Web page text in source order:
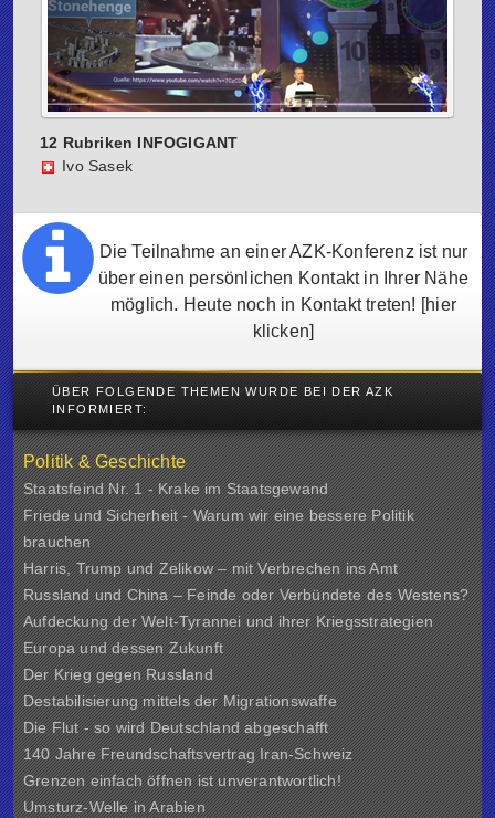
12 Rubriken INFOGIGANT
Ivo Sasek
Die Teilnahme an einer AZK-Konferenz ist nur
über einen persönlichen Kontakt in Ihrer Nähe
möglich. Heute noch in Kontakt treten! [hier
klicken]
ÜBER FOLGENDE THEMEN WURDE BEI DER AZK
INFORMIERT:
Politik & Geschichte
Staatsfeind Nr. 1 - Krake im Staatsgewand
Friede und Sicherheit - Warum wir eine bessere Politik
brauchen
Harris, Trump und Zelikow – mit Verbrechen ins Amt
Russland und China – Feinde oder Verbündete des Westens?
Aufdeckung der Welt-Tyrannei und ihrer Kriegsstrategien
Europa und dessen Zukunft
Der Krieg gegen Russland
Destabilisierung mittels der Migrationswaffe
Die Flut - so wird Deutschland abgeschafft
140 Jahre Freundschaftsvertrag Iran-Schweiz
Grenzen einfach öffnen ist unverantwortlich!
Umsturz-Welle in Arabien